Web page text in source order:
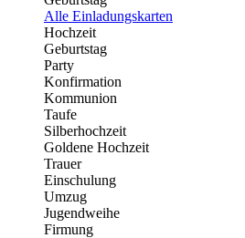
Alle Einladungskarten
Hochzeit
Geburtstag
Party
Konfirmation
Kommunion
Taufe
Silberhochzeit
Goldene Hochzeit
Trauer
Einschulung
Umzug
Jugendweihe
Firmung